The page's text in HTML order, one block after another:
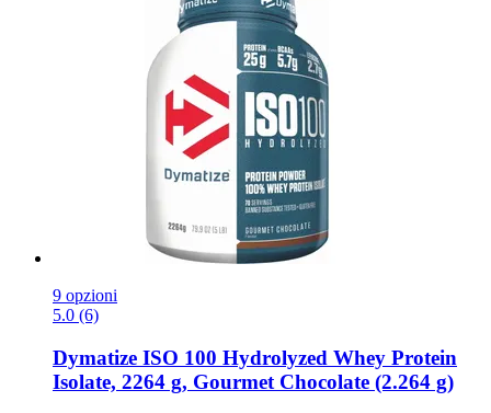
9 opzioni
5.0 (6)
Dymatize ISO 100 Hydrolyzed Whey Protein
Isolate, 2264 g, Gourmet Chocolate (2.264 g)